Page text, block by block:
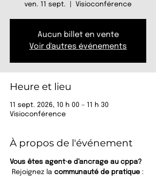
ven. 11 sept. Visioconférence
Aucun billet en vente
Voir d'autres événements
Heure et lieu
11 sept. 2026, 10 h 00 – 11 h 30
Visioconférence
À propos de l'événement
Vous êtes agent·e d’ancrage au cppa?
Rejoignez la communauté de pratique :